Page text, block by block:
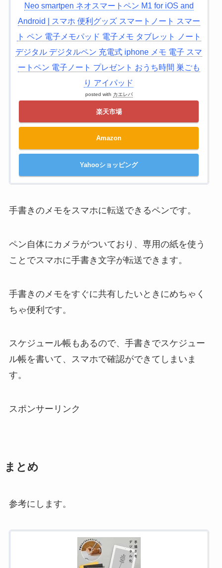
Neo smartpen ネオスマートペン M1 for iOS and
Android | スマホ 便利グッズ スマートノート スマー
ト ペン 電子メモパッド 電子メモ タブレット ノート
デジタル デジタルペン 充電式 iphone メモ 電子 スマ
ートペン 電子ノート プレゼント おうち時間 巣ごも
り アイパッド
posted with カエレバ
楽天市場
Amazon
Yahooショッピング
手書きのメモをスマホに転送できるペンです。
ペン自体にカメラがついており、専用の紙を使う
ことでスマホに手書き文字が転送できます。
手書きのメモをすぐに共有したいときにめちゃく
ちゃ便利です。
スケジュール帳もあるので、手書きでスケジュー
ル帳を書いて、スマホで確認ができてしまいま
す。
スポンサーリンク
まとめ
参考にします。